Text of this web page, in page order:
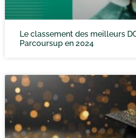
Le classement des meilleurs
Parcoursup en 2024